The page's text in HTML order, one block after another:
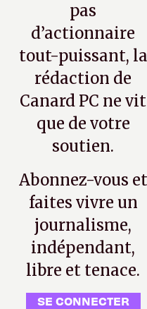
pas
d’actionnaire
tout-puissant, la
rédaction de
Canard PC ne vit
que de votre
soutien.
Abonnez-vous et
faites vivre un
journalisme,
indépendant,
libre et tenace.
SE CONNECTER